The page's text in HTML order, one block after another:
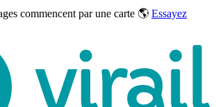
commencent par une carte 🌎 Essayez